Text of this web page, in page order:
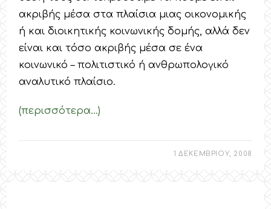
ακριβής μέσα στα πλαίσια μιας οικονομικής
ή και διοικητικής κοινωνικής δομής, αλλά δεν
είναι και τόσο ακριβής μέσα σε ένα
κοινωνικό – πολιτιστικό ή ανθρωπολογικό
αναλυτικό πλαίσιο.
(περισσότερα…)
1 ΔΕΚΕΜΒΡΙΟΥ, 2008